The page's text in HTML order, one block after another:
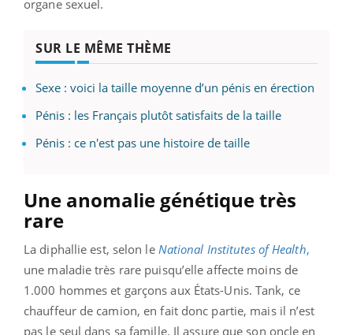
organe sexuel.
SUR LE MÊME THÈME
Sexe : voici la taille moyenne d’un pénis en érection
Pénis : les Français plutôt satisfaits de la taille
Pénis : ce n'est pas une histoire de taille
Une anomalie génétique très
rare
La diphallie est, selon le National Institutes of Health,
une maladie très rare puisqu’elle affecte moins de
1.000 hommes et garçons aux États-Unis. Tank, ce
chauffeur de camion, en fait donc partie, mais il n’est
pas le seul dans sa famille. Il assure que son oncle en